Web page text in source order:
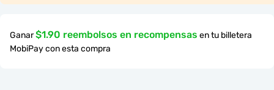
Ganar$1.90 reembolsos en recompensas en tu billetera
MobiPay con esta compra